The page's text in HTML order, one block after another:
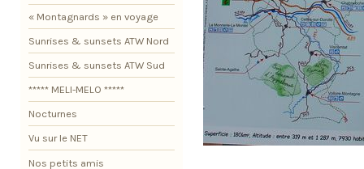
« Montagnards » en voyage
Sunrises & sunsets ATW Nord
Sunrises & sunsets ATW Sud
***** MELI-MELO *****
Nocturnes
Vu sur le NET
Nos petits amis